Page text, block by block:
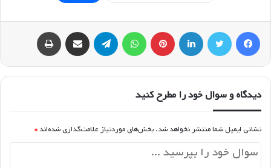
فیسبوک توییتر لینکداین پینتریست تلگرام اشتراک گذاری با ایمیل
دیدگاه و سوال خود را مطرح کنید
نشانی ایمیل شما منتشر نخواهد شد. بخش‌های موردنیاز علامت‌گذاری شده‌اند *